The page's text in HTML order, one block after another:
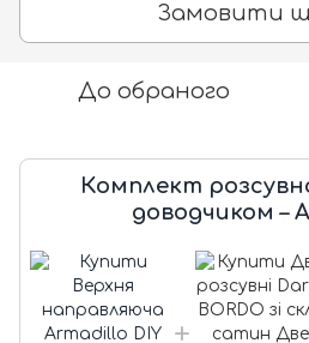
Замовити
До обраного
Комплект
доводчиком –